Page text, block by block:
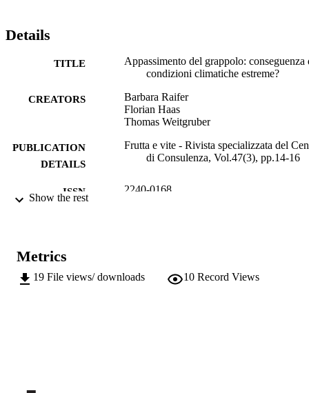
Details
TITLE
Appassimento del grappolo: conseguenza
condizioni climatiche estreme?
CREATORS
Barbara Raifer
Florian Haas
Thomas Weitgruber
PUBLICATION
DETAILS
Frutta e vite - Rivista specializzata del
di Consulenza, Vol.47(3), pp.14-16
ISSN 2240-0168
UNIT
Show the rest
Metrics
19 File views/ downloads 10 Record Views